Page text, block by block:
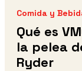
Comida y
Qué es
la pelea
Ryder